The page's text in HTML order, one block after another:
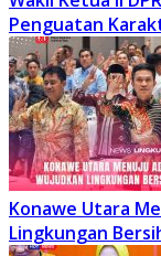
Penguatan
Konawe Utara
Lingkungan